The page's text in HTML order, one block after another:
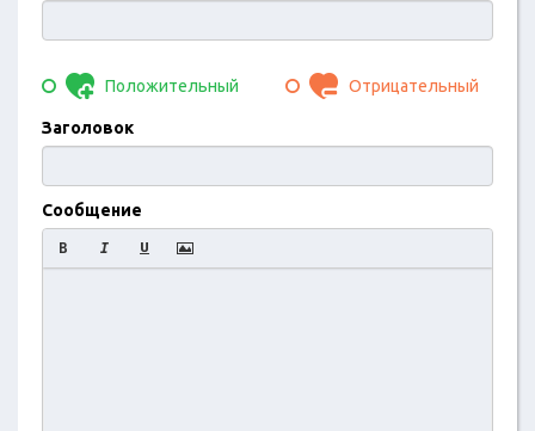
Положительный Отрицательный
Заголовок
Сообщение